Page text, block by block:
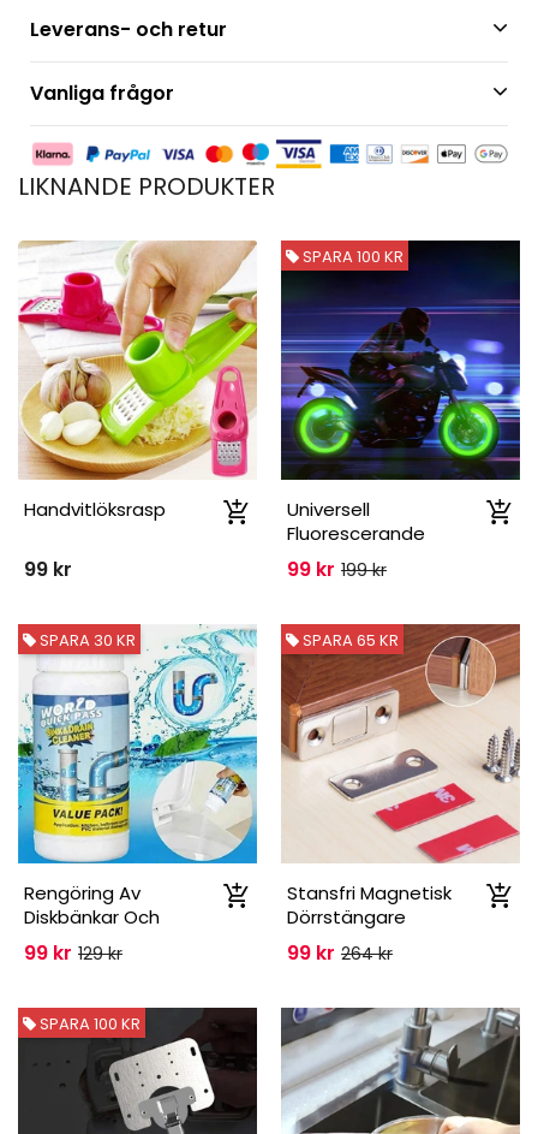
Leverans- och retur
Vanliga frågor
LIKNANDE PRODUKTER
Handvitlöksrasp
99 kr
SPARA 100 KR
Universell
Fluorescerande
Däckventilkåpor
99 kr 199 kr
SPARA 30 KR
Rengöring Av
Diskbänkar Och
Avlopp
99 kr 129 kr
SPARA 65 KR
Stansfri Magnetisk
Dörrstängare
99 kr 264 kr
SPARA 100 KR